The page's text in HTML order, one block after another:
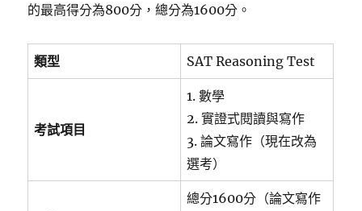
的最高得分為800分，總分為1600分。
類型 SAT Reasoning Test
考試項目
1. 數學
2. 實證式閱讀與寫作
3. 論文寫作（現在改為
選考）
總分1600分（論文寫作